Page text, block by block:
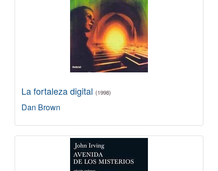
La fortaleza digital (1998)
Dan Brown